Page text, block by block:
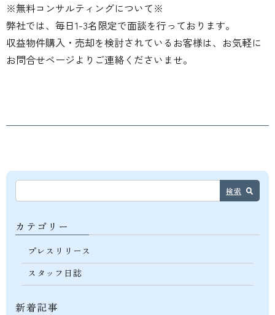
※無料コンサルティングについて※
弊社では、毎日1-3名限定で面談を行っております。
収益物件購入・売却を検討されているお客様は、お気軽に
お問合せページよりご連絡くださいませ。
検索
カテゴリー
プレスリリース
スタッフ日誌
新着記事